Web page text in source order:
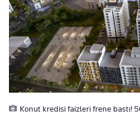
Konut kredisi faizleri frene bastı!